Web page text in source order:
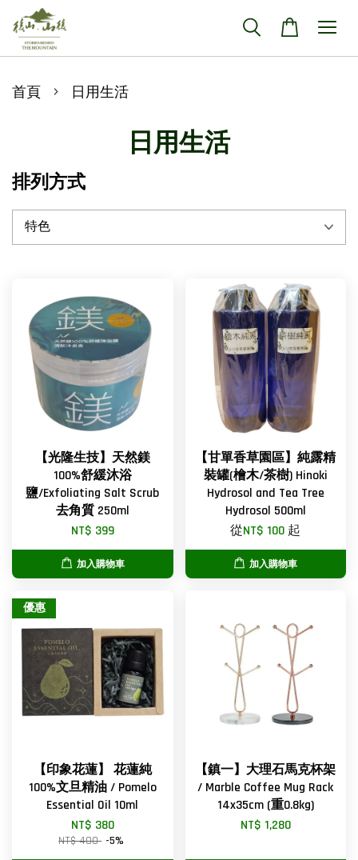
首頁 › 日用生活
日用生活
排列方式
【光隆生技】天然鎂
100%舒緩沐浴
鹽/Exfoliating Salt Scrub
去角質 250ml
NT$ 399
加入購物車
【甘單香草園區】純露精
裝罐(檜木/茶樹) Hinoki
Hydrosol and Tea Tree
Hydrosol 500ml
從NT$ 100 起
加入購物車
優惠
【印象花蓮】 花蓮純
100%文旦精油 / Pomelo
Essential Oil 10ml
NT$ 380
NT$ 400 -5%
【鎮一】大理石馬克杯架
/ Marble Coffee Mug Rack
14x35cm (重0.8kg)
NT$ 1,280